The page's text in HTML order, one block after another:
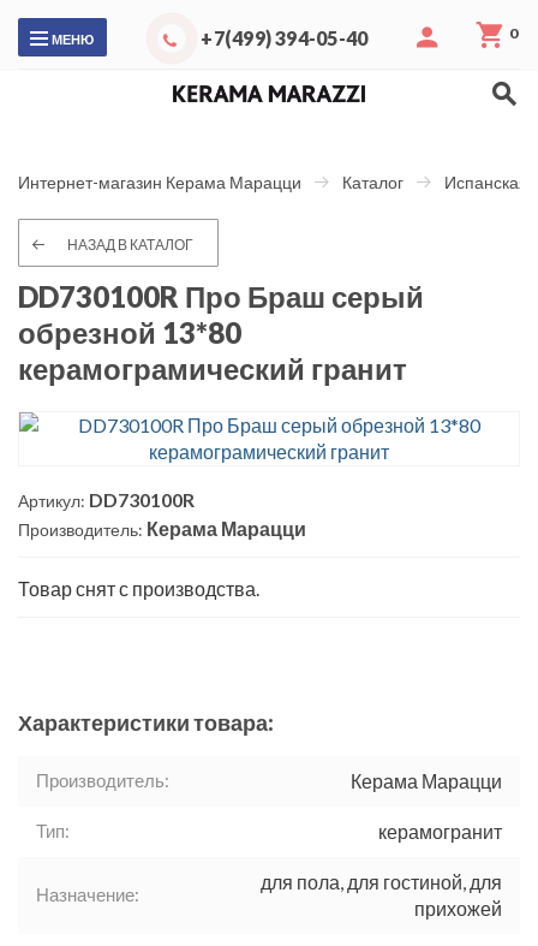
МЕНЮ +7(499) 394-05-40 0
Интернет-магазин Керама Марацци Каталог Испанская
НАЗАД В КАТАЛОГ
DD730100R Про Браш серый
обрезной 13*80
керамограмический гранит
Артикул: DD730100R
Производитель: Керама Марацци
Товар снят с производства.
Характеристики товара:
Производитель: Керама Марацци
Тип: керамогранит
Назначение:
для пола, для гостиной, для
прихожей